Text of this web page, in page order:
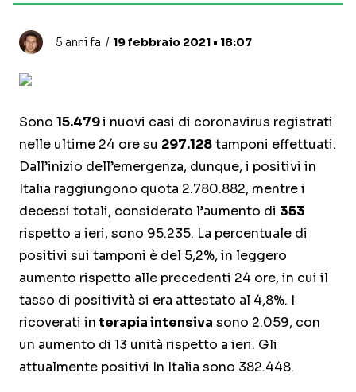
5 anni fa 19 febbraio 2021 • 18:07
Sono 15.479i nuovi casi di coronavirus registrati
nelle ultime 24 ore su 297.128tamponi effettuati.
Dall’inizio dell’emergenza, dunque, i positivi in
Italia raggiungono quota 2.780.882, mentre i
decessi totali, considerato l’aumento di 353
rispetto a ieri, sono 95.235. La percentuale di
positivi sui tamponi è del 5,2%, in leggero
aumento rispetto alle precedenti 24 ore, in cui il
tasso di positività si era attestato al 4,8%. I
ricoverati interapia intensiva sono 2.059, con
un aumento di 13 unità rispetto a ieri. Gli
attualmente positivi In Italia sono 382.448.